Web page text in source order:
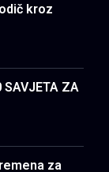
kroz
SAVJETA ZA
za